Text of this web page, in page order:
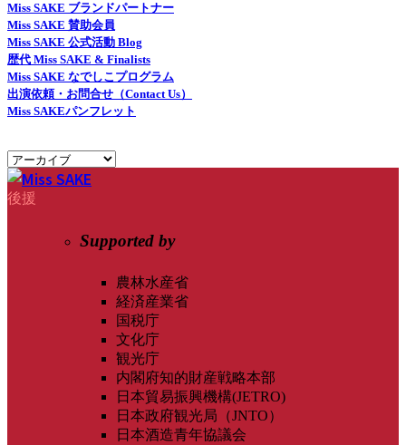
Miss SAKE ブランドパートナー
Miss SAKE 賛助会員
Miss SAKE 公式活動 Blog
歴代 Miss SAKE & Finalists
Miss SAKE なでしこプログラム
出演依頼・お問合せ（Contact Us）
Miss SAKEパンフレット
後援
Supported by
農林水産省
経済産業省
国税庁
文化庁
観光庁
内閣府知的財産戦略本部
日本貿易振興機構(JETRO)
日本政府観光局（JNTO）
日本酒造青年協議会